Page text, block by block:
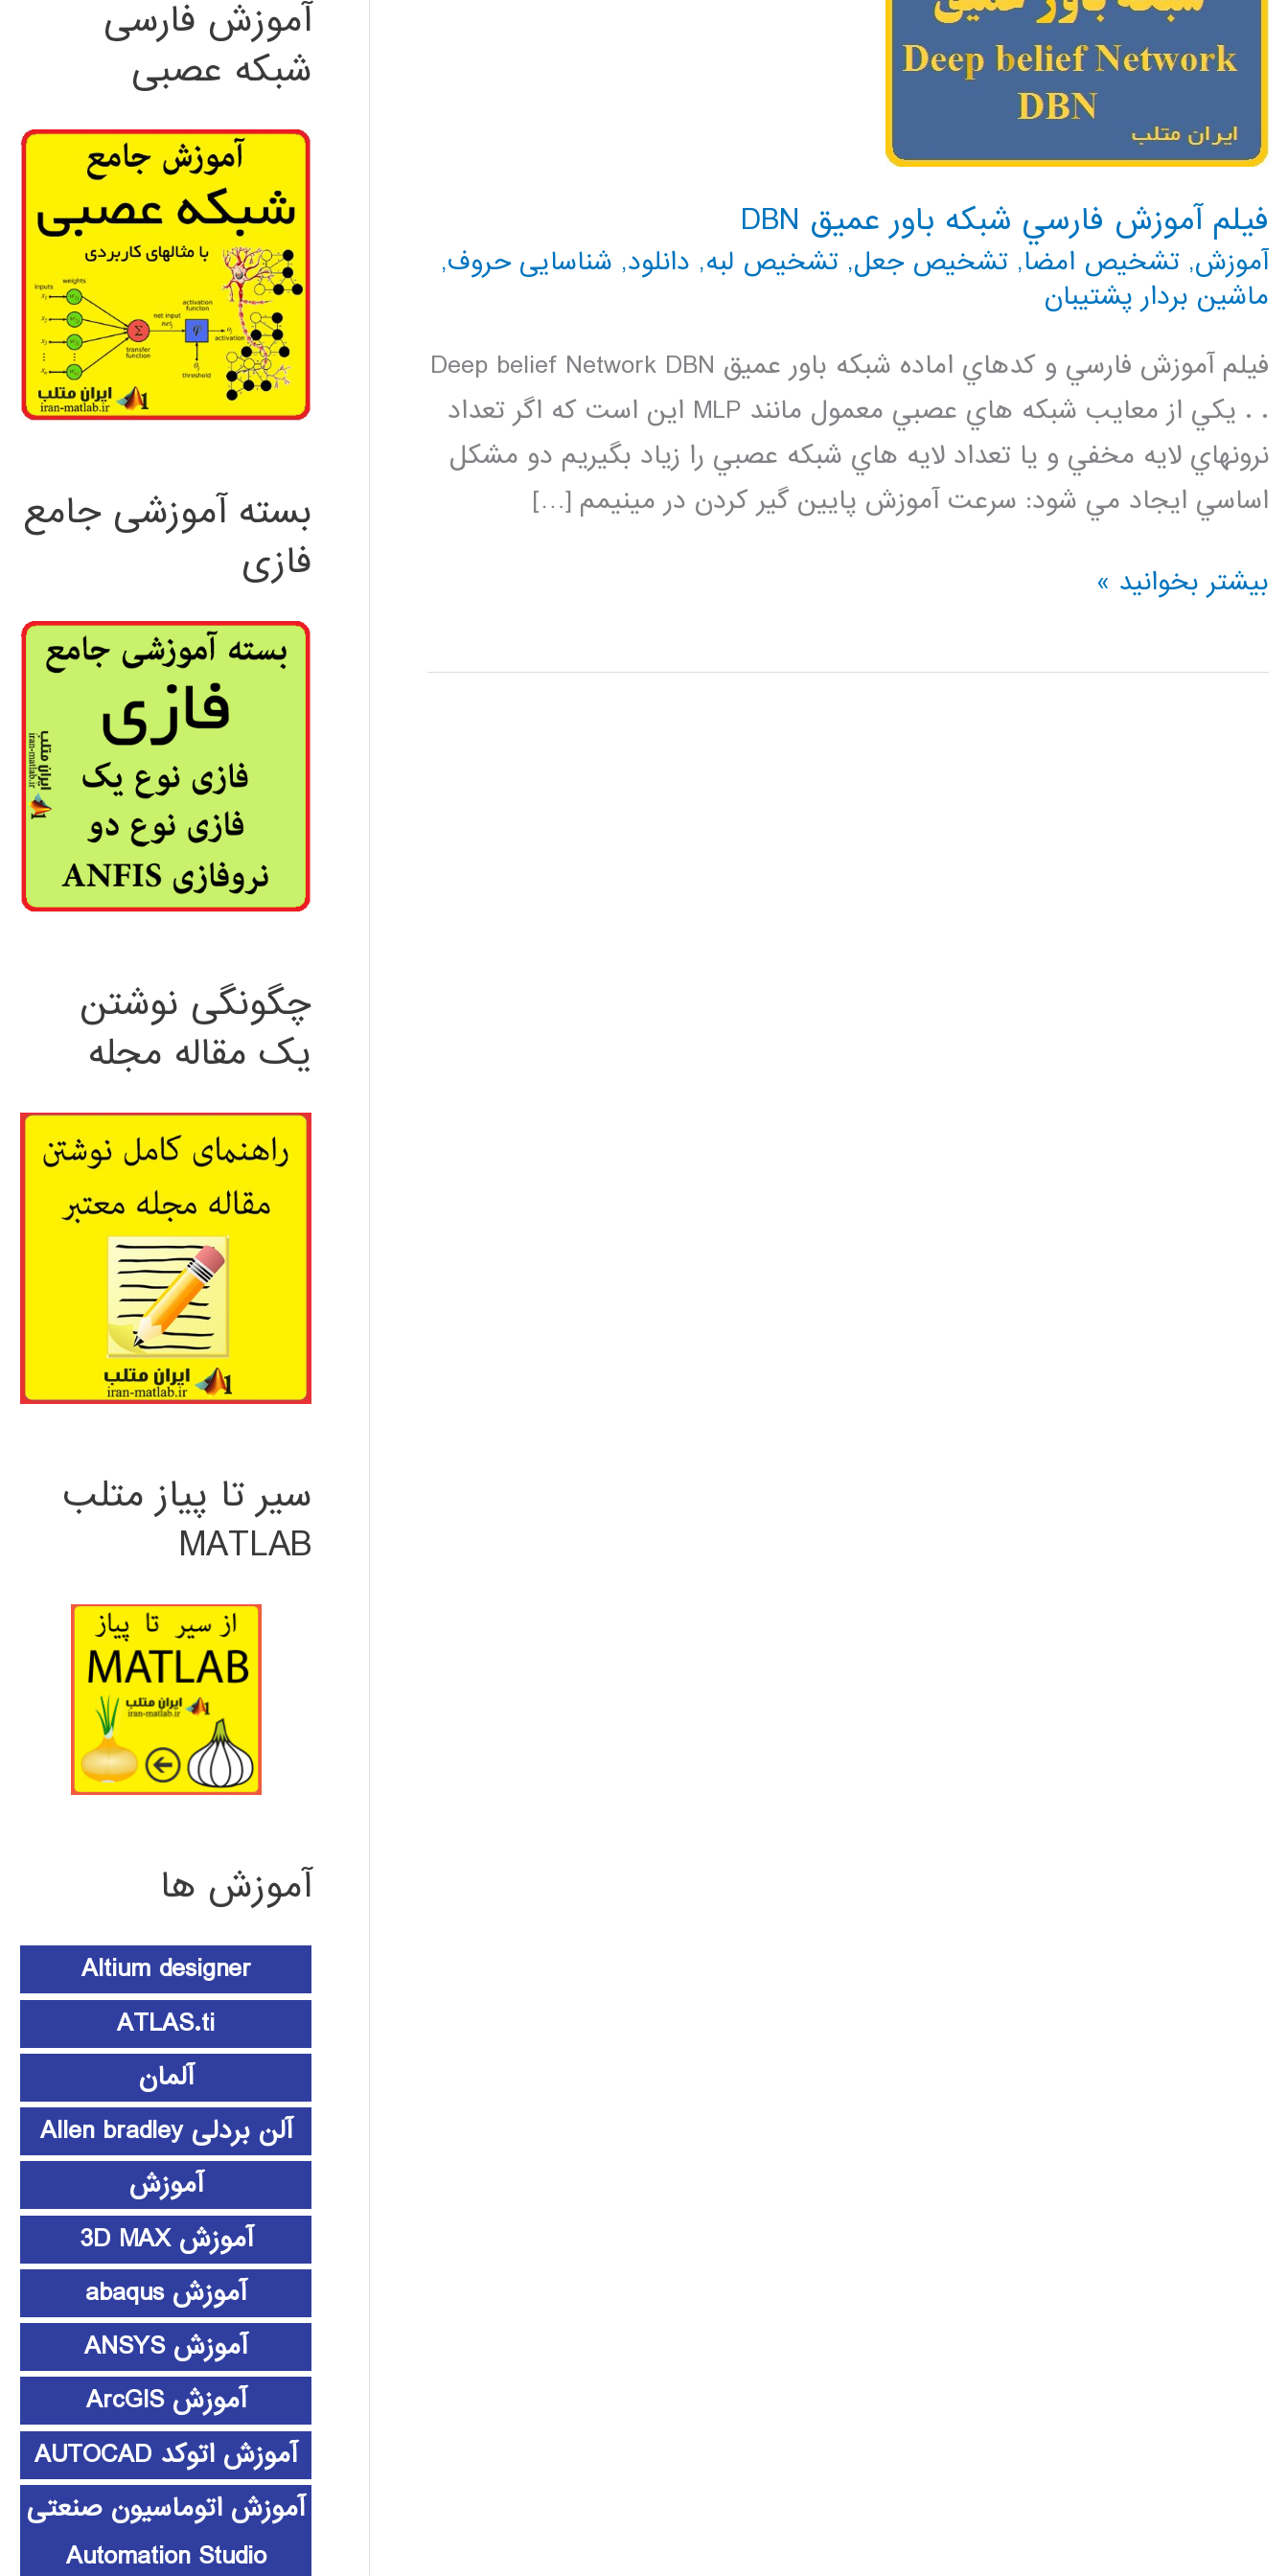
فيلم آموزش فارسي شبكه باور عميق DBN
آموزش, تشخیص امضا, تشخیص جعل, تشخیص لبه, دانلود, شناسایی حروف,
ماشین بردار پشتیبان
فيلم آموزش فارسي و كدهاي اماده شبكه باور عميق Deep belief Network DBN
. . يكي از معايب شبكه هاي عصبي معمول مانند MLP اين است كه اگر تعداد
نرونهاي لايه مخفي و يا تعداد لايه هاي شبكه عصبي را زياد بگيريم دو مشكل
اساسي ايجاد مي شود: سرعت آموزش پايين گير كردن در مينيمم […]
فيلم
فارسي
بیشتر بخوانید »
آموزش فارسی
شبکه عصبی
بسته آموزشی جامع
فازی
چگونگی نوشتن
یک مقاله مجله
سیر تا پیاز متلب
MATLAB
آموزش ها
Altium designer
ATLAS.ti
آلمان
آلن بردلی Allen bradley
آموزش
آموزش 3D MAX
آموزش abaqus
آموزش ANSYS
آموزش ArcGIS
آموزش اتوکد AUTOCAD
آموزش اتوماسیون صنعتی
Automation Studio